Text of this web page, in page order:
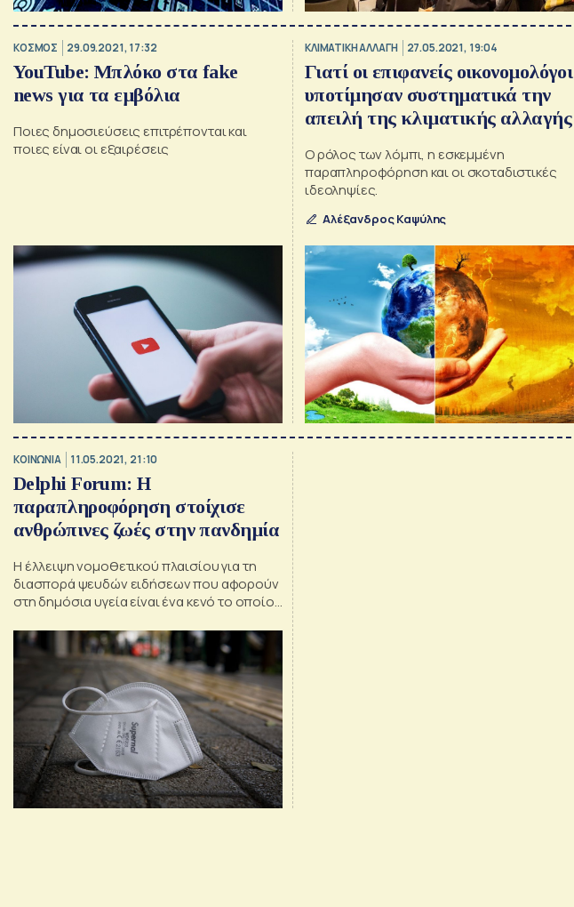
ΚΟΣΜΟΣ 29.09.2021, 17:32
YouTube: Mπλόκο στα fake
news για τα εμβόλια
Ποιες δημοσιεύσεις επιτρέπονται και
ποιες είναι οι εξαιρέσεις
ΚΛΙΜΑΤΙΚΗ ΑΛΛΑΓΗ 27.05.2021, 19:04
Γιατί οι επιφανείς οικονομολόγοι
υποτίμησαν συστηματικά την
απειλή της κλιματικής αλλαγής
Ο ρόλος των λόμπι, η εσκεμμένη
παραπληροφόρηση και οι σκοταδιστικές
ιδεοληψίες.
Αλέξανδρος Καψύλης
ΚΟΙΝΩΝΙΑ 11.05.2021, 21:10
Delphi Forum: Η
παραπληροφόρηση στοίχισε
ανθρώπινες ζωές στην πανδημία
Η έλλειψη νομοθετικού πλαισίου για τη
διασπορά ψευδών ειδήσεων που αφορούν
στη δημόσια υγεία είναι ένα κενό το οποίο